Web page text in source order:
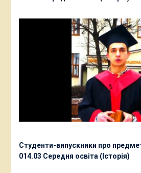
Студенти-випускники про
014.03 Середня освіта (Історія)